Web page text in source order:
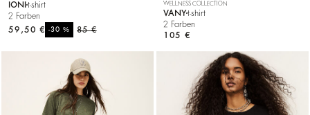
IONI t-shirt
2 Farben
85 €
-30%
59,50 €
WELLNESS COLLECTION
VANYt-shirt
2 Farben
105 €